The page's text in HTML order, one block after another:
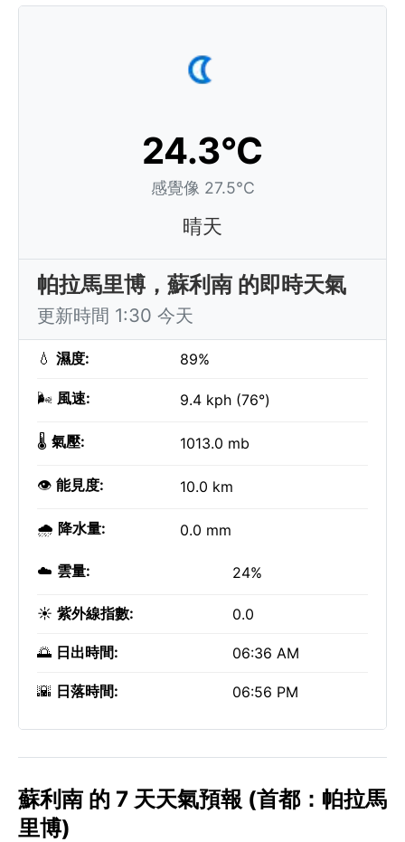
24.3°C
感覺像 27.5°C
晴天
帕拉馬里博，蘇利南 的即時天氣
更新時間 1:30 今天
💧 濕度: 89%
🌬️ 風速: 9.4 kph (76°)
🌡️ 氣壓: 1013.0 mb
👁️ 能見度: 10.0 km
🌧️ 降水量: 0.0 mm
☁️ 雲量: 24%
☀️ 紫外線指數: 0.0
🌅 日出時間: 06:36 AM
🌇 日落時間: 06:56 PM
蘇利南 的 7 天天氣預報 (首都：帕拉馬
里博)